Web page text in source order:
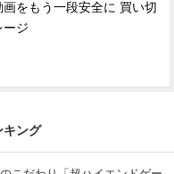
をもう一段安全に 買い切
ージ
キング